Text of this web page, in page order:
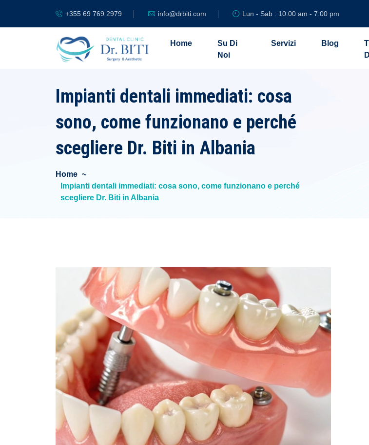
+355 69 769 2979 info@drbiti.com Lun - Sab : 10:00 am - 7:00 pm
Home
Su Di
Noi
Servizi Blog
Impianti dentali immediati: cosa
sono, come funzionano e perché
scegliere Dr. Biti in Albania
Home
Impianti dentali immediati: cosa sono, come funzionano e perché
scegliere Dr. Biti in Albania